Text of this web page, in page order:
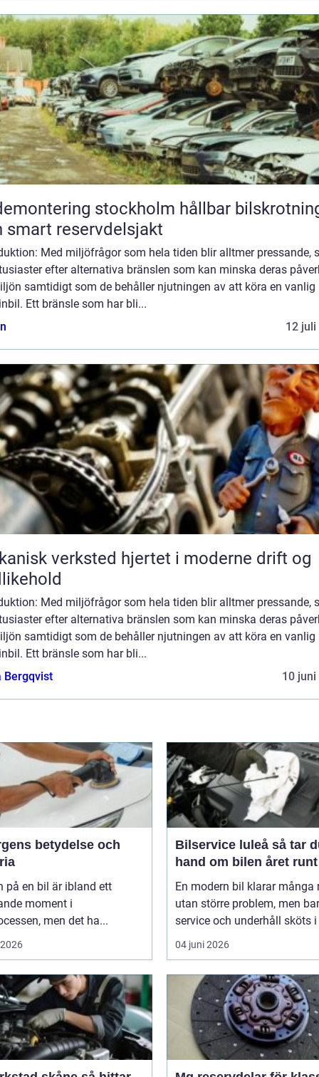
stockholm hållbar bilskrotning
smart reservdelsjakt
Med miljöfrågor som hela tiden blir alltmer pressande,
efter alternativa bränslen som kan minska deras
samtidigt som de behåller njutningen av att köra en vanlig
Ett bränsle som har bli...
12 juli
verksted hjertet i moderne drift og
Med miljöfrågor som hela tiden blir alltmer pressande,
efter alternativa bränslen som kan minska deras
samtidigt som de behåller njutningen av att köra en vanlig
Ett bränsle som har bli...
Bergqvist
10 juni
betydelse och
på en bil är ibland ett
moment i
men det ha...
Bilservice luleå så tar du
hand om bilen året runt
En modern bil klarar många
utan större problem, men
service och underhåll sköts i
04 juni 2026